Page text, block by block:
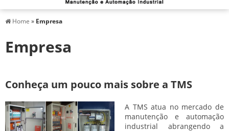
Home » Empresa
Empresa
Conheça um pouco mais sobre a TMS
A TMS atua no mercado de
manutenção e automação
industrial abrangendo a